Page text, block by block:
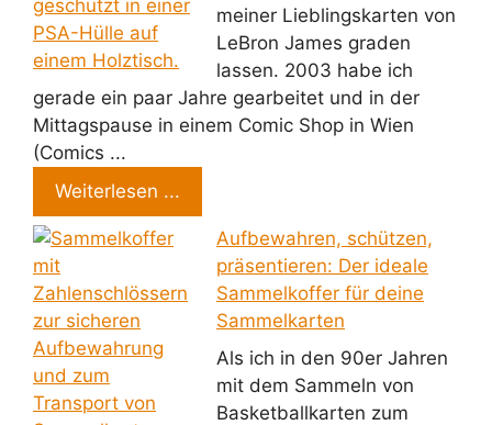
meiner Lieblingskarten von
LeBron James graden
lassen. 2003 habe ich
gerade ein paar Jahre gearbeitet und in der
Mittagspause in einem Comic Shop in Wien
(Comics ...
Weiterlesen ...
Aufbewahren, schützen,
präsentieren: Der ideale
Sammelkoffer für deine
Sammelkarten
Als ich in den 90er Jahren
mit dem Sammeln von
Basketballkarten zum